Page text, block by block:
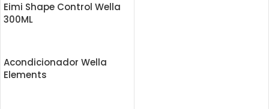
Eimi Shape Control Wella
300ML
Acondicionador Wella
Elements